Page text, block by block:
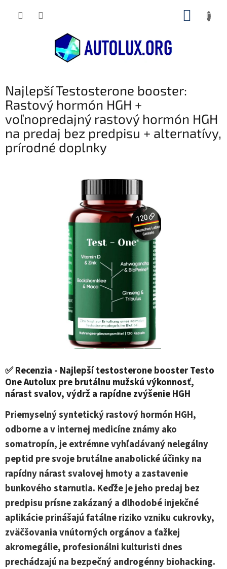
Najlepší Testosterone booster:
Rastový hormón HGH +
voľnopredajný rastový hormón HGH
na predaj bez predpisu + alternatívy,
prírodné doplnky
✅ Recenzia - Najlepší testosterone booster Testo
One Autolux pre brutálnu mužskú výkonnosť,
nárast svalov, výdrž a rapídne zvýšenie HGH
Priemyselný syntetický rastový hormón HGH,
odborne a v internej medicíne známy ako
somatropín, je extrémne vyhľadávaný nelegálny
peptid pre svoje brutálne anabolické účinky na
rapídny nárast svalovej hmoty a zastavenie
bunkového starnutia. Keďže je jeho predaj bez
predpisu prísne zakázaný a dlhodobé injekčné
aplikácie prinášajú fatálne riziko vzniku cukrovky,
zväčšovania vnútorných orgánov a ťažkej
akromegálie, profesionálni kulturisti dnes
prechádzajú na bezpečný androgénny biohacking.